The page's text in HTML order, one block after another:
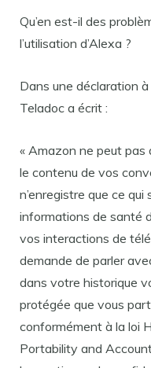
Qu’en est-il des
l’utilisation d’Alexa ?
Dans une déclaration
Teladoc a écrit :
« Amazon ne peut pas
le contenu de vos
n’enregistre que ce qui
informations de santé
vos interactions de
demande de parler
dans votre historique
protégée que vous
conformément à la loi
Portability and